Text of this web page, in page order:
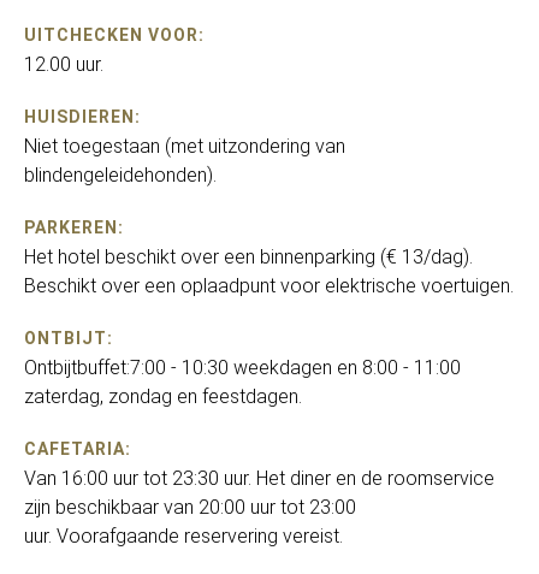
UITCHECKEN VOOR:
12.00 uur.
HUISDIEREN:
Niet toegestaan (met uitzondering van
blindengeleidehonden).
PARKEREN:
Het hotel beschikt over een binnenparking (€ 13/dag).
Beschikt over een oplaadpunt voor elektrische voertuigen.
ONTBIJT:
Ontbijtbuffet:7:00 - 10:30 weekdagen en 8:00 - 11:00
zaterdag, zondag en feestdagen.
CAFETARIA:
Van 16:00 uur tot 23:30 uur. Het diner en de roomservice
zijn beschikbaar van 20:00 uur tot 23:00
uur. Voorafgaande reservering vereist.